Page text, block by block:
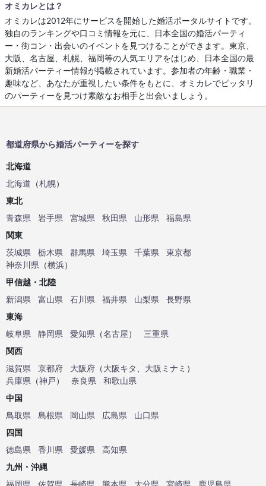
オミカレとは？
オミカレは2012年にサービスを開始した婚活ポータルサイトです。
独自のランキングや口コミ情報を元に、日本全国の婚活パーティ
ー・街コン・出会いのイベントを見つけることができます。東京、
大阪、名古屋、札幌、福岡等の人気エリアをはじめ、日本全国の最
新婚活パーティー情報が掲載されています。参加者の年齢・職業・
趣味など、あなたが重視したい条件をもとに、オミカレでピッタリ
のパーティーを見つけ素敵なお相手と出会いましょう。
都道府県から婚活パーティーを探す
北海道
北海道 （札幌）
東北
青森県
岩手県 宮城県 秋田県 山形県
福島県
関東
茨城県
栃木県 群馬県 埼玉県 千葉県
東京都
神奈川県 （横浜）
甲信越・北陸
新潟県
富山県 石川県 福井県 山梨県
長野県
東海
岐阜県
静岡県 愛知県 （名古屋）
三重県
関西
滋賀県
京都府 大阪府 （大阪キタ 大阪ミナミ ）
兵庫県 （神戸） 奈良県
和歌山県
中国
鳥取県
島根県 岡山県 広島県
山口県
四国
徳島県
香川県 愛媛県
高知県
九州・沖縄
福岡県
佐賀県 長崎県 熊本県 大分県 宮崎県 鹿児島県